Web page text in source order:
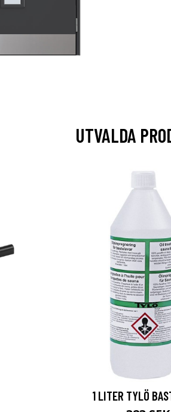
UTVALDA
1 LITER TYLÖ